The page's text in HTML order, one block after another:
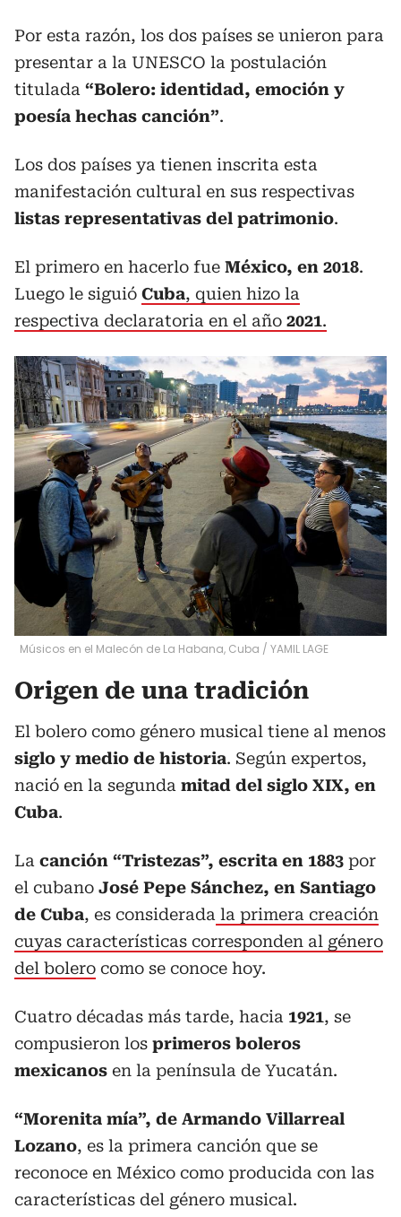
Por esta razón, los dos países se unieron para
presentar a la UNESCO la postulación
titulada “Bolero: identidad, emoción y
poesía hechas canción”.
Los dos países ya tienen inscrita esta
manifestación cultural en sus respectivas
listas representativas del patrimonio.
El primero en hacerlo fue México, en 2018.
Luego le siguió Cuba, quien hizo la
respectiva declaratoria en el año 2021.
Músicos en el Malecón de La Habana, Cuba / YAMIL LAGE
Origen de una tradición
El bolero como género musical tiene al menos
siglo y medio de historia. Según expertos,
nació en la segunda mitad del siglo XIX, en
Cuba.
La canción “Tristezas”, escrita en 1883 por
el cubano José Pepe Sánchez, en Santiago
de Cuba, es considerada la primera creación
cuyas características corresponden al género
del bolero como se conoce hoy.
Cuatro décadas más tarde, hacia 1921, se
compusieron los primeros boleros
mexicanos en la península de Yucatán.
“Morenita mía”, de Armando Villarreal
Lozano, es la primera canción que se
reconoce en México como producida con las
características del género musical.